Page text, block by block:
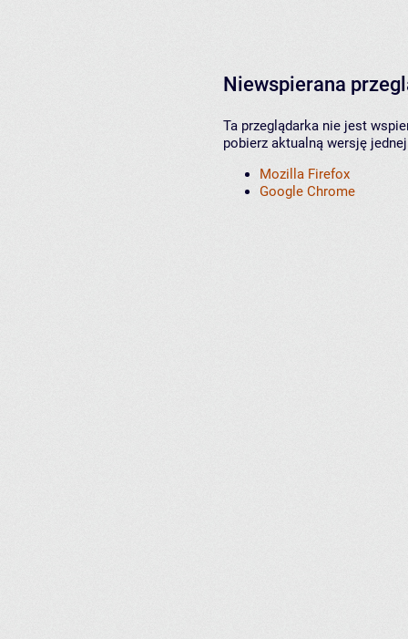
Niewspierana
Ta przeglądarka nie jest
pobierz aktualną wersję
Mozilla Firefox
Google Chrome